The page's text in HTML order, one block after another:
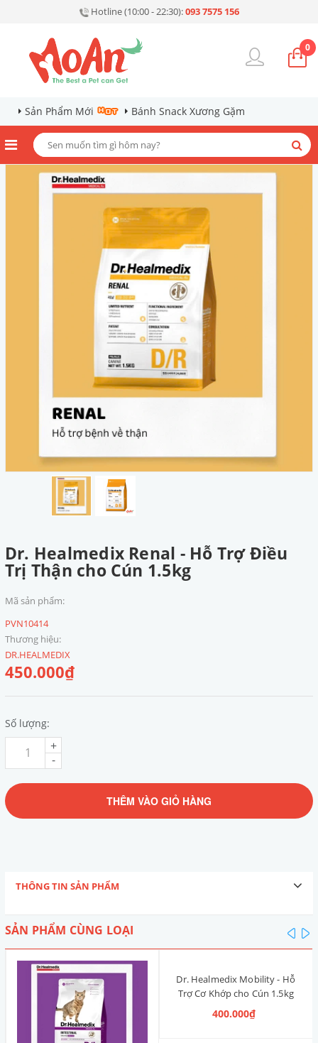
Hotline (10:00 - 22:30):093 7575 156
0
Sản Phẩm Mới Bánh Snack Xương Gặm
Dr. Healmedix Renal - Hỗ Trợ Điều
Trị Thận cho Cún 1.5kg
Mã sản phẩm:
PVN10414
Thương hiệu:
DR.HEALMEDIX
450.000₫
Số lượng:
-
+
THÊM VÀO GIỎ HÀNG
THÔNG TIN SẢN PHẨM
SẢN PHẨM CÙNG LOẠI
Dr. Healmedix Mobility - Hỗ
Trợ Cơ Khớp cho Cún 1.5kg
400.000₫